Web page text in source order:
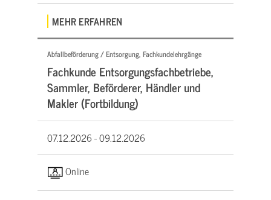
MEHR ERFAHREN
Abfallbeförderung / Entsorgung, Fachkundelehrgänge
Fachkunde Entsorgungsfachbetriebe,
Sammler, Beförderer, Händler und
Makler (Fortbildung)
07.12.2026 -09.12.2026
Online